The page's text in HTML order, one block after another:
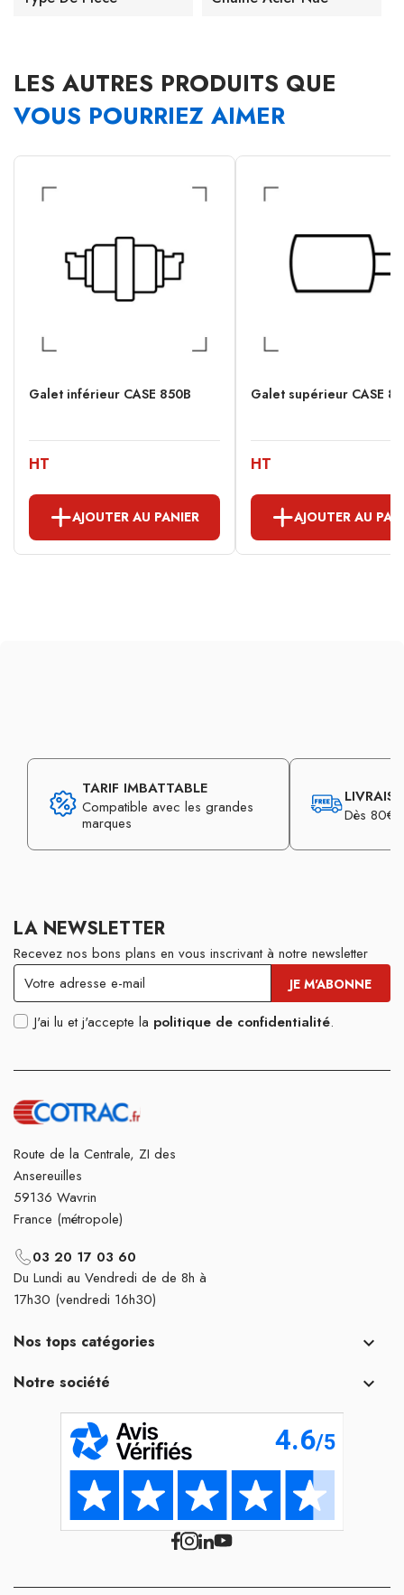
LES AUTRES PRODUITS QUE
VOUS POURRIEZ AIMER
Galet inférieur CASE 850B
HT
AJOUTER AU PANIER
Galet supérieur CASE
HT
AJOUTER AU
TARIF IMBATTABLE
Compatible avec les grandes
marques
Dès 80€
LA NEWSLETTER
Recevez nos bons plans en vous inscrivant à notre newsletter
J'ai lu et j'accepte la politique de confidentialité.
Route de la Centrale, ZI des
Ansereuilles
59136 Wavrin
France (métropole)
03 20 17 03 60
Du Lundi au Vendredi de de 8h à
17h30 (vendredi 16h30)
Nos tops catégories 
Notre société 